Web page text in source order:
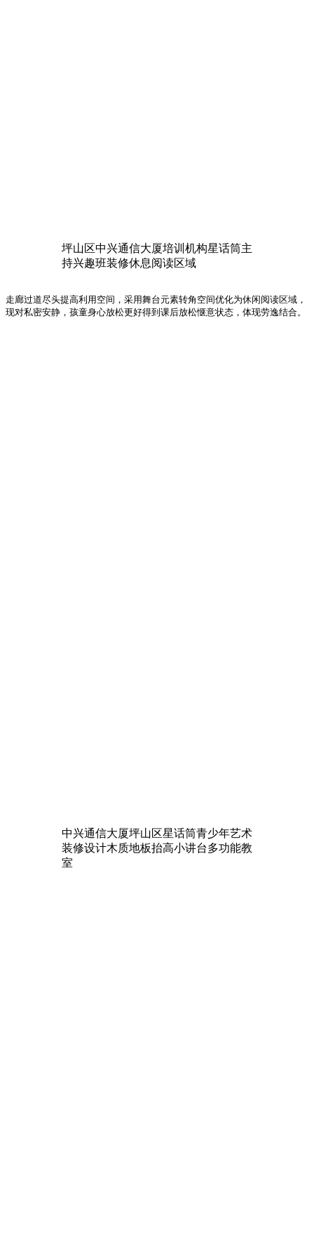
坪山区中兴通信大厦培训机构星话筒主
持兴趣班装修休息阅读区域
走廊过道尽头提高利用空间，采用舞台元素转角空间优化为休闲阅读区域，
现对私密安静，孩童身心放松更好得到课后放松惬意状态，体现劳逸结合。
中兴通信大厦坪山区星话筒青少年艺术
装修设计木质地板抬高小讲台多功能教
室